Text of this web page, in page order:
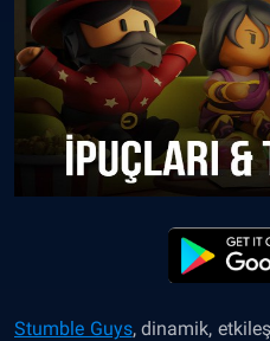
Stumble Guys,dinamik,